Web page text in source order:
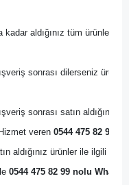
kadar aldığınız tüm ürünler,
sonrası dilerseniz
sonrası satın
veren 0544 475 82 99
aldığınız ürünler ile ilgili bir
0544 475 82 99 nolu